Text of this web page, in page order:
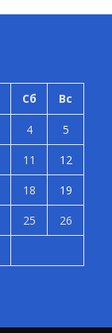
Сб Вс
4
5
11
12
18
19
25
26